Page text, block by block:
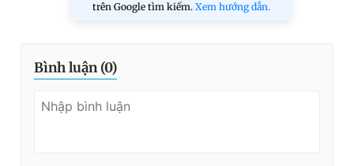
trên Google tìm kiếm. Xem hướng dẫn.
Bình luận (0)